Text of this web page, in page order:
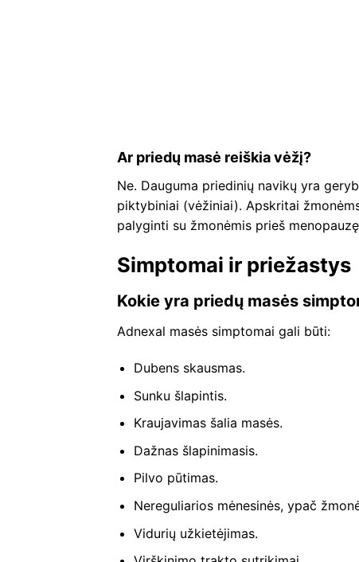
Ar priedų masė reiškia vėžį?
Ne. Dauguma priedinių navikų yra
piktybiniai (vėžiniai). Apskritai
palyginti su žmonėmis prieš
Simptomai ir priežastys
Kokie yra priedų masės
Adnexal masės simptomai gali būti:
Dubens skausmas.
Sunku šlapintis.
Kraujavimas šalia masės.
Dažnas šlapinimasis.
Pilvo pūtimas.
Nereguliarios mėnesinės, ypač
Vidurių užkietėjimas.